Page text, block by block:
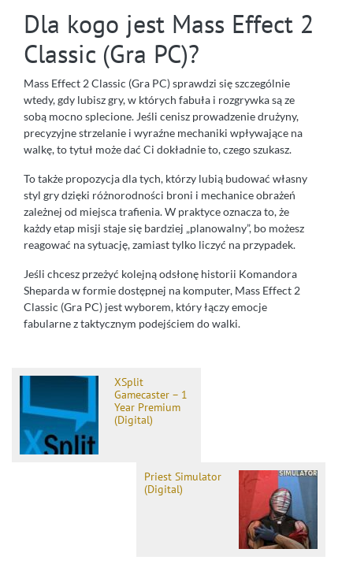
Dla kogo jest Mass Effect 2
Classic (Gra PC)?
Mass Effect 2 Classic (Gra PC) sprawdzi się szczególnie
wtedy, gdy lubisz gry, w których fabuła i rozgrywka są ze
sobą mocno splecione. Jeśli cenisz prowadzenie drużyny,
precyzyjne strzelanie i wyraźne mechaniki wpływające na
walkę, to tytuł może dać Ci dokładnie to, czego szukasz.
To także propozycja dla tych, którzy lubią budować własny
styl gry dzięki różnorodności broni i mechanice obrażeń
zależnej od miejsca trafienia. W praktyce oznacza to, że
każdy etap misji staje się bardziej „planowalny”, bo możesz
reagować na sytuację, zamiast tylko liczyć na przypadek.
Jeśli chcesz przeżyć kolejną odsłonę historii Komandora
Sheparda w formie dostępnej na komputer, Mass Effect 2
Classic (Gra PC) jest wyborem, który łączy emocje
fabularne z taktycznym podejściem do walki.
XSplit
Gamecaster – 1
Year Premium
(Digital)
Priest Simulator
(Digital)